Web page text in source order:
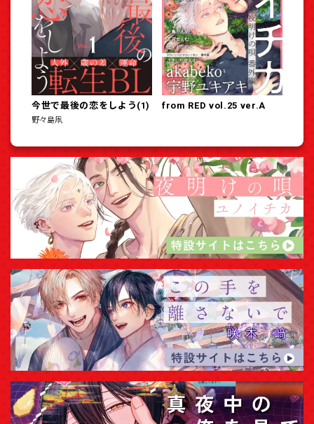
今世で最後の恋をしよう(1)
野々島凧
from RED vol.25 ver.A